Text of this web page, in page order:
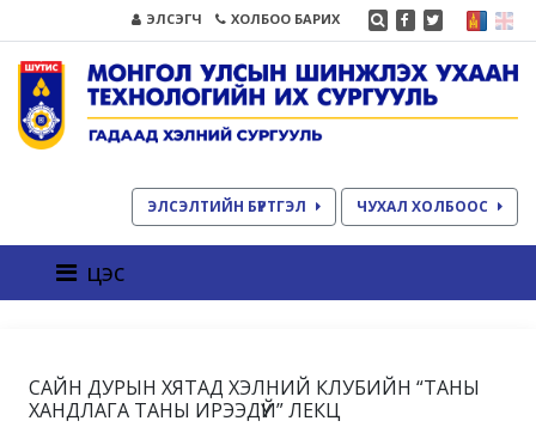
ЭЛСЭГЧ ХОЛБОО БАРИХ
ЭЛСЭЛТИЙН БҮРТГЭЛ ЧУХАЛ ХОЛБООС
цэс
САЙН ДУРЫН ХЯТАД ХЭЛНИЙ КЛУБИЙН “ТАНЫ
ХАНДЛАГА ТАНЫ ИРЭЭДҮЙ” ЛЕКЦ